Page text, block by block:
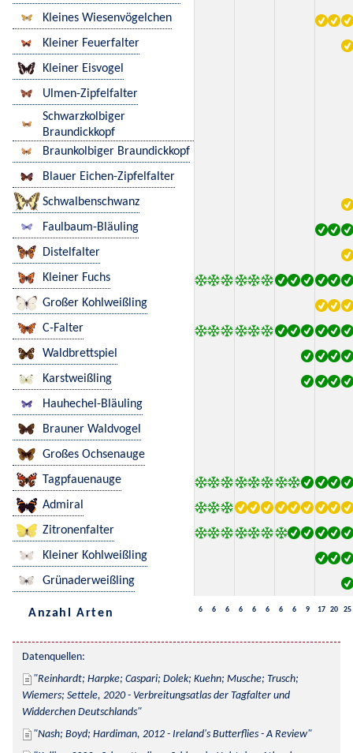
Kleines Wiesenvögelchen
Kleiner Feuerfalter
Kleiner Eisvogel
Ulmen-Zipfelfalter
Schwarzkolbiger
Braundickkopf
Braunkolbiger Braundickkopf
Blauer Eichen-Zipfelfalter
Schwalbenschwanz
Faulbaum-Bläuling
Distelfalter
Kleiner Fuchs
Großer Kohlweißling
C-Falter
Waldbrettspiel
Karstweißling
Hauhechel-Bläuling
Brauner Waldvogel
Großes Ochsenauge
Tagpfauenauge
Admiral
Zitronenfalter
Kleiner Kohlweißling
Grünaderweißling
Anzahl Arten 6 6 6 6 6 6 6 6 9 17 20 25
Datenquellen:
Reinhardt; Harpke; Caspari; Dolek; Kuehn; Musche; Trusch;
Wiemers; Settele, 2020 - Verbreitungsatlas der Tagfalter und
Widderchen Deutschlands
Nash; Boyd; Hardiman, 2012 - Ireland's Butterflies - A Review